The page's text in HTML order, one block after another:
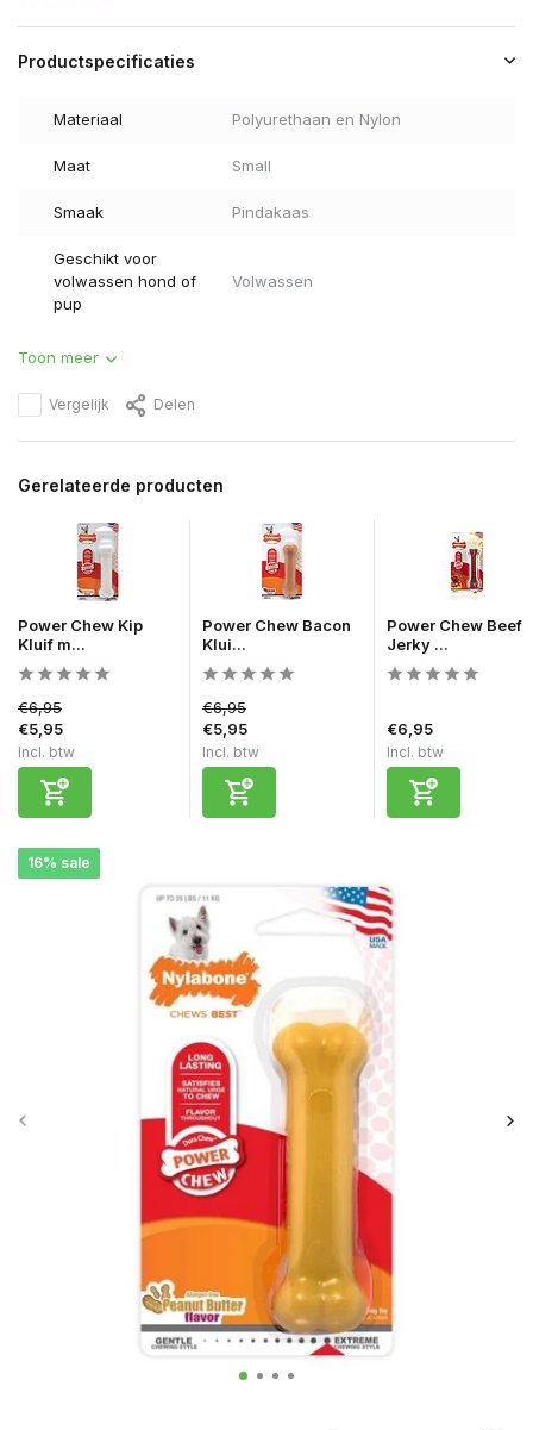
16% sale
Productspecificaties
Materiaal Polyurethaan en Nylon
Maat Small
Smaak Pindakaas
Geschikt voor
volwassen hond of
pup
Volwassen
Toon meer
Vergelijk Delen
Gerelateerde producten
Power Chew Kip
Kluif m...
€6,95
€5,95
Incl. btw
Power Chew Bacon
Klui...
€6,95
€5,95
Incl. btw
Power Chew Beef
Jerky ...
€6,95
Incl. btw